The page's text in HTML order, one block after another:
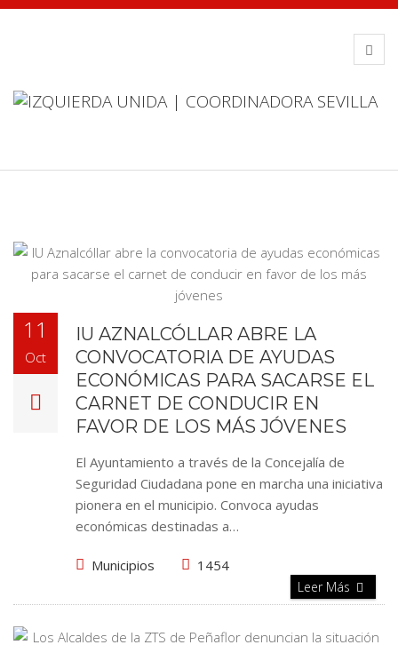
11
Oct
IU AZNALCÓLLAR ABRE LA
CONVOCATORIA DE AYUDAS
ECONÓMICAS PARA SACARSE EL
CARNET DE CONDUCIR EN
FAVOR DE LOS MÁS JÓVENES
El Ayuntamiento a través de la Concejalía de
Seguridad Ciudadana pone en marcha una iniciativa
pionera en el municipio. Convoca ayudas
económicas destinadas a…
Municipios 1454
Leer Más